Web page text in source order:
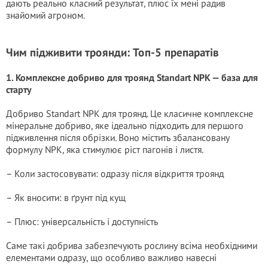
дають реально класний результат, плюс їх мені радив
знайомий агроном.
Чим підживити троянди: Топ-5 препаратів
1. Комплексне добриво для троянд Standart NPK — база для
старту
Добриво Standart NPK для троянд. Це класичне комплексне
мінеральне добриво, яке ідеально підходить для першого
підживлення після обрізки. Воно містить збалансовану
формулу NPK, яка стимулює ріст пагонів і листя.
– Коли застосовувати: одразу після відкриття троянд
– Як вносити: в ґрунт під кущ
– Плюс: універсальність і доступність
Саме такі добрива забезпечують рослину всіма необхідними
елементами одразу, що особливо важливо навесні